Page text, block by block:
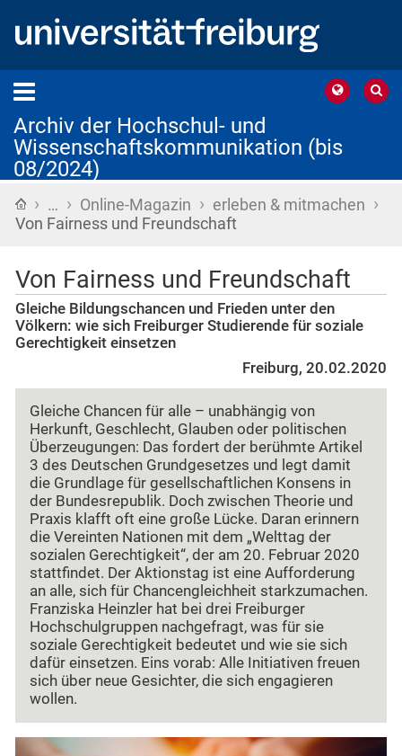
Archiv der Hochschul- und
Wissenschaftskommunikation (bis
08/2024)
Startseite
› … › Online-Magazin › erleben & mitmachen ›
Von Fairness und Freundschaft
Von Fairness und Freundschaft
Gleiche Bildungschancen und Frieden unter den
Völkern: wie sich Freiburger Studierende für soziale
Gerechtigkeit einsetzen
Freiburg, 20.02.2020
Gleiche Chancen für alle – unabhängig von
Herkunft, Geschlecht, Glauben oder politischen
Überzeugungen: Das fordert der berühmte Artikel
3 des Deutschen Grundgesetzes und legt damit
die Grundlage für gesellschaftlichen Konsens in
der Bundesrepublik. Doch zwischen Theorie und
Praxis klafft oft eine große Lücke. Daran erinnern
die Vereinten Nationen mit dem „Welttag der
sozialen Gerechtigkeit“, der am 20. Februar 2020
stattfindet. Der Aktionstag ist eine Aufforderung
an alle, sich für Chancengleichheit starkzumachen.
Franziska Heinzler hat bei drei Freiburger
Hochschulgruppen nachgefragt, was für sie
soziale Gerechtigkeit bedeutet und wie sie sich
dafür einsetzen. Eins vorab: Alle Initiativen freuen
sich über neue Gesichter, die sich engagieren
wollen.